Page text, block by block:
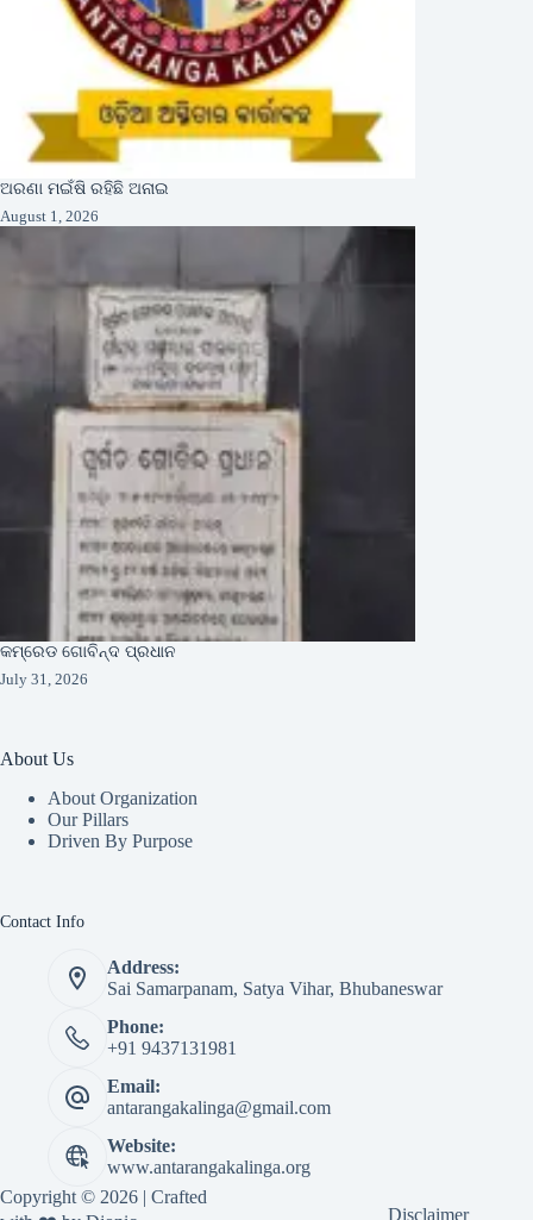
ଅରଣା ମଇଁଷି ରହିଛି ଅନାଇ
August 1, 2026
କମ୍ରେଡ ଗୋବିନ୍ଦ ପ୍ରଧାନ
July 31, 2026
About Us
About Organization
Our Pillars
Driven By Purpose​
Contact Info
Address:
Sai Samarpanam, Satya Vihar, Bhubaneswar
Phone:
+91 9437131981
Email:
antarangakalinga@gmail.com
Website:
www.antarangakalinga.org
Copyright © 2026 | Crafted
Disclaimer